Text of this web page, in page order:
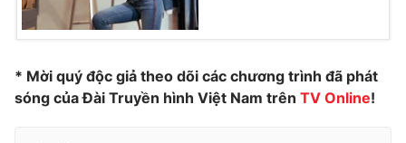
* Mời quý độc giả theo dõi các chương trình đã phát
sóng của Đài Truyền hình Việt Nam trên TV Online!